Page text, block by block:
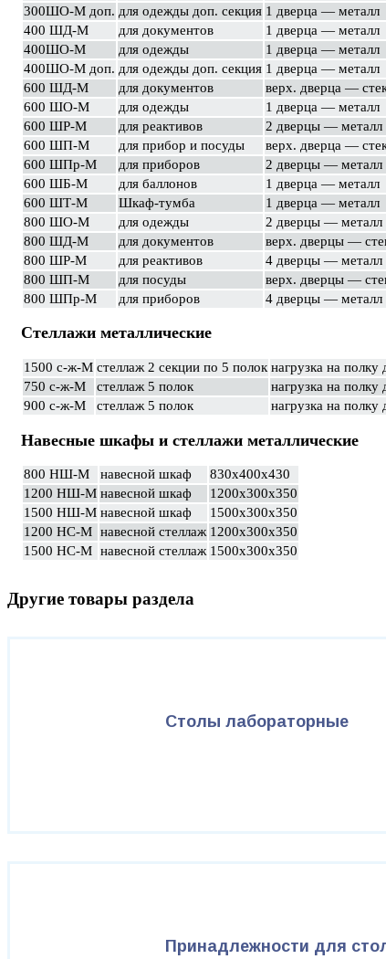
300ШО-М доп. для одежды доп. секция 1 дверца — металл
400 ШД-М
для документов 1 дверца — металл
400ШО-М
для одежды 1 дверца — металл
400ШО-М доп. для одежды доп. секция 1 дверца — металл
600 ШД-М
для документов верх. дверца —
600 ШО-М
для одежды 1 дверца — металл
600 ШР-М
для реактивов 2 дверцы — металл
600 ШП-М
для прибор и посуды верх. дверца —
600 ШПр-М
для приборов 2 дверцы — металл
600 ШБ-М
для баллонов 1 дверца — металл
600 ШТ-М
Шкаф-тумба 1 дверца — металл
800 ШО-М
для одежды 2 дверцы — металл
800 ШД-М
для документов верх. дверцы —
800 ШР-М
для реактивов 4 дверцы — металл
800 ШП-М
для посуды верх. дверцы —
800 ШПр-М
для приборов 4 дверцы — металл
Стеллажи металлические
1500 с-ж-М стеллаж 2 секции по 5 полок нагрузка на полку
750 с-ж-М
стеллаж 5 полок нагрузка на полку
900 c-ж-М
стеллаж 5 полок нагрузка на полку
Навесные шкафы и стеллажи металлические
800 НШ-М навесной шкаф
830х400х430
1200 НШ-М навесной шкаф
1200х300х350
1500 НШ-М навесной шкаф
1500х300х350
1200 НС-М навесной стеллаж 1200х300х350
1500 НС-М навесной стеллаж 1500х300х350
Другие товары раздела
Столы лабораторные
Принадлежности для